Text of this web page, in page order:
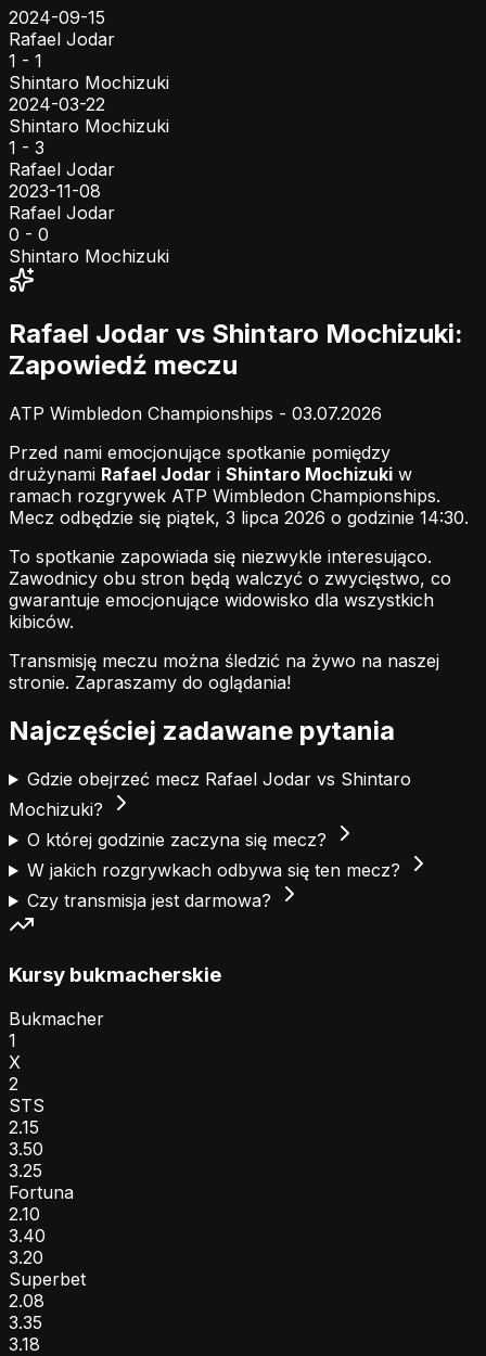
2024-09-15
Rafael Jodar
1 - 1
Shintaro Mochizuki
2024-03-22
Shintaro Mochizuki
1 - 3
Rafael Jodar
2023-11-08
Rafael Jodar
0 - 0
Shintaro Mochizuki
Rafael Jodar vs Shintaro Mochizuki:
Zapowiedź meczu
ATP Wimbledon Championships - 03.07.2026
Przed nami emocjonujące spotkanie pomiędzy
drużynami Rafael Jodar i Shintaro Mochizuki w
ramach rozgrywek ATP Wimbledon Championships.
Mecz odbędzie się piątek, 3 lipca 2026 o godzinie 14:30.
To spotkanie zapowiada się niezwykle interesująco.
Zawodnicy obu stron będą walczyć o zwycięstwo, co
gwarantuje emocjonujące widowisko dla wszystkich
kibiców.
Transmisję meczu można śledzić na żywo na naszej
stronie. Zapraszamy do oglądania!
Najczęściej zadawane pytania
Gdzie obejrzeć mecz Rafael Jodar vs Shintaro
Mochizuki?
O której godzinie zaczyna się mecz?
W jakich rozgrywkach odbywa się ten mecz?
Czy transmisja jest darmowa?
Kursy bukmacherskie
Bukmacher
1
X
2
STS
2.15
3.50
3.25
Fortuna
2.10
3.40
3.20
Superbet
2.08
3.35
3.18